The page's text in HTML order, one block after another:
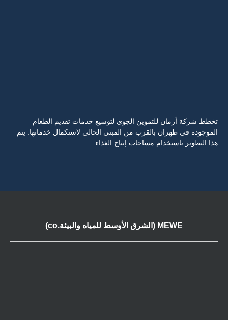
تخطط شركة أرمان للتموين الجوي لتوسيع خدمات تقديم الطعام
الموجودة في طهران بالقرب من المبنى الحالي لاستكمال خدماتها. يتم
هذا التطوير باستخدام مساحات إنتاج الغذاء.
MEWE (الشرق الأوسط للمياه والبيئة.co)